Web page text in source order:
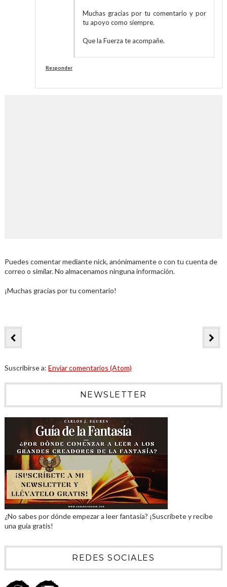
Muchas gracias por tu comentario y por
tu apoyo como siempre.
Que la Fuerza te acompañe.
Responder
Puedes comentar mediante nick, anónimamente o con tu cuenta de
correo o similar. No almacenamos ninguna información.
¡Muchas gracias por tu comentario!
Suscribirse a: Enviar comentarios (Atom)
NEWSLETTER
¿No sabes por dónde empezar a leer fantasía? ¡Suscríbete y recibe
una guía gratis!
REDES SOCIALES